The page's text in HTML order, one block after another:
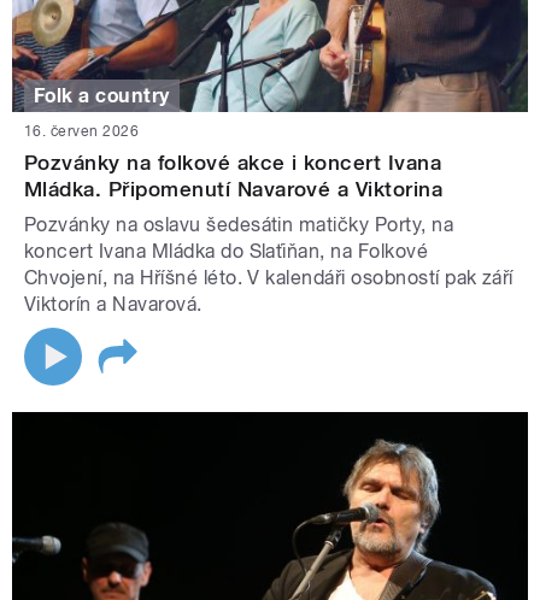
Folk a country
16. červen 2026
Pozvánky na folkové akce i koncert Ivana
Mládka. Připomenutí Navarové a Viktorina
Pozvánky na oslavu šedesátin matičky Porty, na
koncert Ivana Mládka do Slaťiňan, na Folkové
Chvojení, na Hříšné léto. V kalendáři osobností pak září
Viktorín a Navarová.